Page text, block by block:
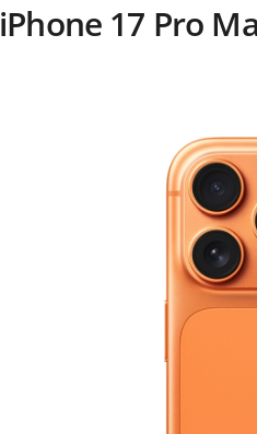
iPhone 17 Pro